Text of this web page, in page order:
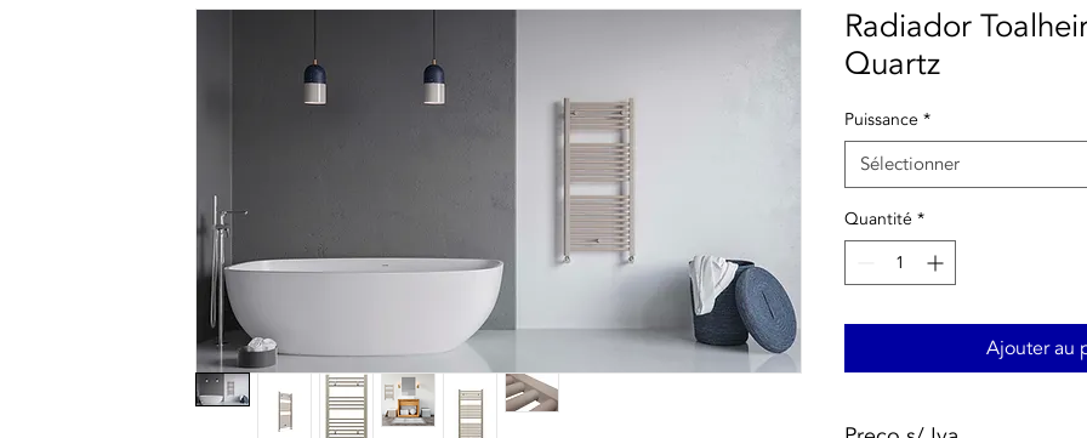
Radiador
Quartz
Puissance *
Sélectionner
Quantité *
Ajouter au